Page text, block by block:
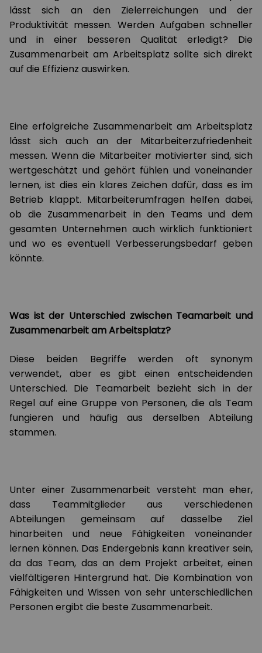
lässt sich an den Zielerreichungen und der
Produktivität messen. Werden Aufgaben schneller
und in einer besseren Qualität erledigt? Die
Zusammenarbeit am Arbeitsplatz sollte sich direkt
auf die Effizienz auswirken.
Eine erfolgreiche Zusammenarbeit am Arbeitsplatz
lässt sich auch an der Mitarbeiterzufriedenheit
messen. Wenn die Mitarbeiter motivierter sind, sich
wertgeschätzt und gehört fühlen und voneinander
lernen, ist dies ein klares Zeichen dafür, dass es im
Betrieb klappt. Mitarbeiterumfragen helfen dabei,
ob die Zusammenarbeit in den Teams und dem
gesamten Unternehmen auch wirklich funktioniert
und wo es eventuell Verbesserungsbedarf geben
könnte.
Was ist der Unterschied zwischen Teamarbeit und
Zusammenarbeit am Arbeitsplatz?
Diese beiden Begriffe werden oft synonym
verwendet, aber es gibt einen entscheidenden
Unterschied. Die Teamarbeit bezieht sich in der
Regel auf eine Gruppe von Personen, die als Team
fungieren und häufig aus derselben Abteilung
stammen.
Unter einer Zusammenarbeit versteht man eher,
dass Teammitglieder aus verschiedenen
Abteilungen gemeinsam auf dasselbe Ziel
hinarbeiten und neue Fähigkeiten voneinander
lernen können. Das Endergebnis kann kreativer sein,
da das Team, das an dem Projekt arbeitet, einen
vielfältigeren Hintergrund hat. Die Kombination von
Fähigkeiten und Wissen von sehr unterschiedlichen
Personen ergibt die beste Zusammenarbeit.